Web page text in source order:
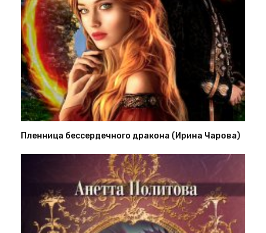
Пленница бессердечного дракона (Ирина Чарова)